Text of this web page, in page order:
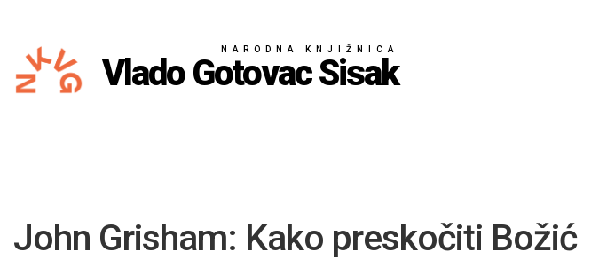
NARODNA KNJIŽNICA
Vlado Gotovac Sisak
John Grisham: Kako preskočiti Božić